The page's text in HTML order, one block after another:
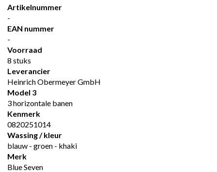
Artikelnummer
-
EAN nummer
-
Voorraad
8 stuks
Leverancier
Heinrich Obermeyer GmbH
Model 3
3 horizontale banen
Kenmerk
0820251014
Wassing / kleur
blauw - groen - khaki
Merk
Blue Seven